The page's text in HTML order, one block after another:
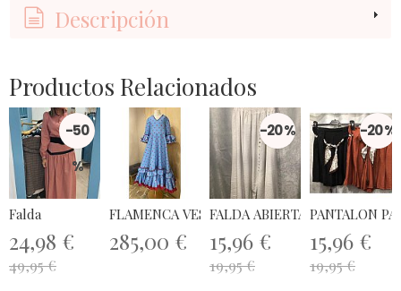
Descripción
Productos Relacionados
-50
%
Falda
24,98 €
49,95 €
FLAMENCA VESTIDO AZUL LUNAR...
285,00 €
-20 %
FALDA ABIERTA BOTONES
15,96 €
19,95 €
-20 %
PANTALON
15,96 €
19,95 €